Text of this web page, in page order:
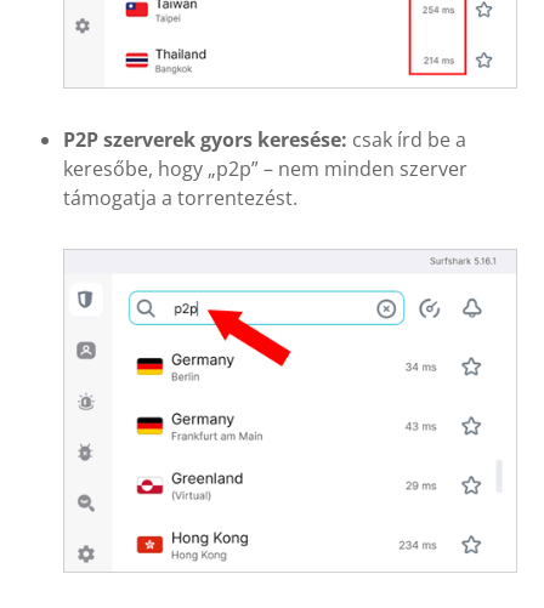
P2P szerverek gyors keresése: csak írd be a
keresőbe, hogy „p2p” – nem minden szerver
támogatja a torrentezést.